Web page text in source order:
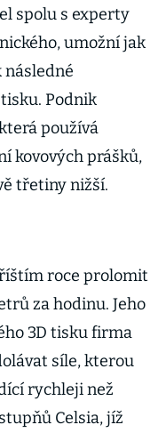
spolu s experty
umožní jak
Podnik
používá
kovových prášků,
třetiny nižší.
roce prolomit
za hodinu. Jeho
3D tisku firma
síle, kterou
rychleji než
Celsia, jíž